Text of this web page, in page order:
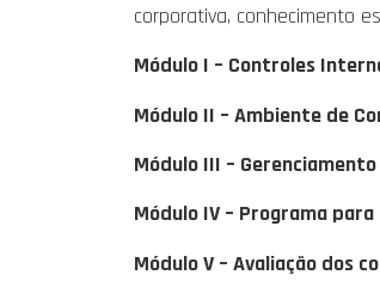
corporativa, conhecimento
Módulo I – Controles
Módulo II – Ambiente de
Módulo III –
Módulo IV – Programa
Módulo V – Avaliação dos